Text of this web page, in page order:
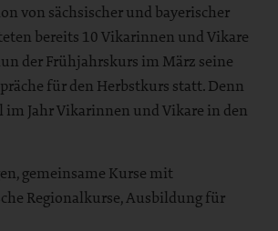
von sächsischer und bayerischer
bereits 10 Vikarinnen und Vikare
der Frühjahrskurs im März seine
für den Herbstkurs statt. Denn
im Jahr Vikarinnen und Vikare in den
gemeinsame Kurse mit
Regionalkurse, Ausbildung für